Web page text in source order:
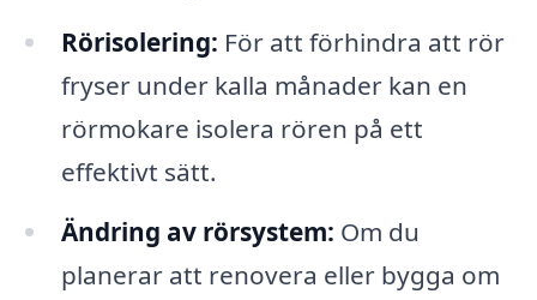
Rörisolering: För att förhindra att rör
fryser under kalla månader kan en
rörmokare isolera rören på ett
effektivt sätt.
Ändring av rörsystem: Om du
planerar att renovera eller bygga om